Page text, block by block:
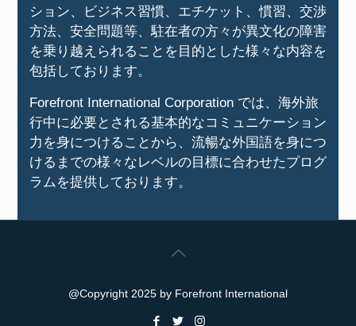
ション、ビジネス習慣、エチケット、慣習、交渉
方法、安全問題等、駐在者の方々が異文化の障害
を乗り越えられることを目的とした様々な内容を
包括しております。
Forefront International Corporation では、海外旅
行中に必要とされる基本的なコミュニケーション
力を身につけることから、流暢な外国語を身につ
けるまでの様々なレベルの目標に合わせたプログ
ラムを提供しております。
@Copyright 2025 by Forefront International